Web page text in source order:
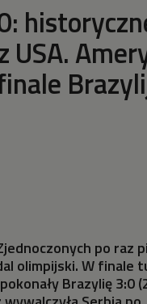
USA.
po raz
olimpijski. W finale
Brazylię 3:0